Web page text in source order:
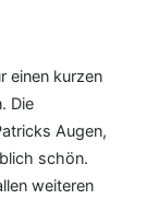
einen kurzen
Die
Augen,
schön.
weiteren